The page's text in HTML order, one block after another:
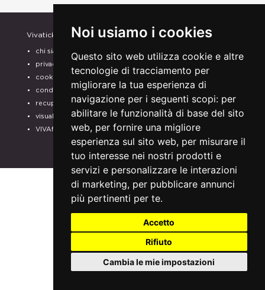
Noi usiamo i cookies
Questo sito web utilizza cookie e altre
tecnologie di tracciamento per
migliorare la tua esperienza di
navigazione per i seguenti scopi: per
abilitare le funzionalità di base del sito
web, per fornire una migliore
esperienza sul sito web, per misurare il
tuo interesse nei nostri prodotti e
servizi e personalizzare le interazioni
di marketing, per pubblicare annunci
più pertinenti per te.
Accetto
Rifiuto
Cambia le mie impostazioni
Vivaticket
chi siamo
privacy
cookie
condizioni generali
recupero prenotazioni
visualizza ricevuta
VIVAforVoucher
Aiuto e Assistenza
modalità di pagamento
assistenza
odr
fatturazione elettronica
SCEGLI GLI SPETTACOLI
PER IL TUO
ABBONAMENTO